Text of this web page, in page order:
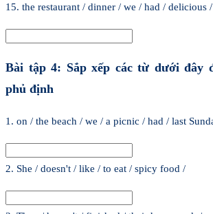
15. the restaurant / dinner / we / had / delicious
Bài tập 4: Sắp xếp các từ dưới đây
phủ định
1. on / the beach / we / a picnic / had / last
2. She / doesn't / like / to eat / spicy food /